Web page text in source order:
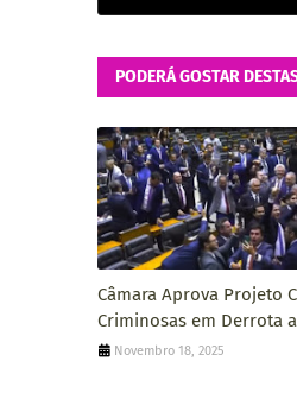
PODERÁ GOSTAR
Câmara Aprova Projeto
Criminosas em Derrota
Novembro 18, 2025